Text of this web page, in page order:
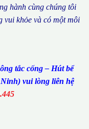
ng hành cùng chúng tôi
vui khỏe và có một môi
tắc cống – Hút bể
vui lòng liên hệ